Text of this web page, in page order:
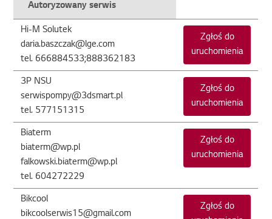
Autoryzowany serwis
Hi-M Solutek
daria.baszczak@lge.com
tel. 666884533;888362183
Zgłoś do
uruchomienia
3P NSU
serwispompy@3dsmart.pl
tel. 577151315
Zgłoś do
uruchomienia
Biaterm
biaterm@wp.pl
falkowski.biaterm@wp.pl
tel. 604272229
Zgłoś do
uruchomienia
Bikcool
bikcoolserwis15@gmail.com
Zgłoś do